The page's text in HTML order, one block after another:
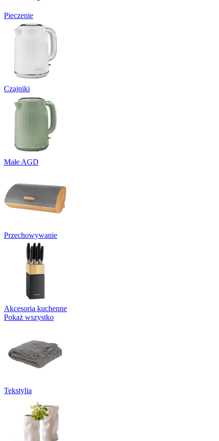
Pieczenie
Czajniki
Małe AGD
Przechowywanie
Akcesoria kuchenne
Pokaż wszystko
Tekstylia